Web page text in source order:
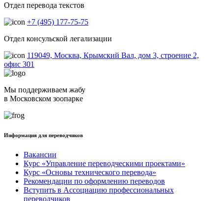
Отдел перевода текстов
+7 (495) 177-75-75
Отдел консульской легализации
119049, Москва, Крымский Вал, дом 3, строение 2,
офис 301
Мы поддерживаем жабу
в Московском зоопарке
Информация для переводчиков
Вакансии
Курс «Управление переводческими проектами»
Курс «Основы технического перевода»
Рекомендации по оформлению переводов
Вступить в Ассоциацию профессиональных
переводчиков